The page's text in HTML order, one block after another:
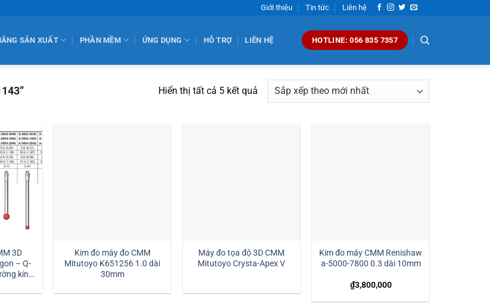
Giới thiệu Tin tức Liên hệ
SẢN XUẤT PHẦN MỀM ỨNG DỤNG HỖ TRỢ LIÊN HỆ HOTLINE: 056 835 7357
Hiển thị tất cả 5 kết quảĐã
sắp
3D
– Q-
Kim đo máy đo CMM
Mitutoyo K651256 1.0 dài
30mm
Máy đo tọa độ 3D CMM
Mitutoyo Crysta-Apex V
Kim đo máy CMM Renishaw
a-5000-7800 0.3 dài 10mm
₫3,800,000